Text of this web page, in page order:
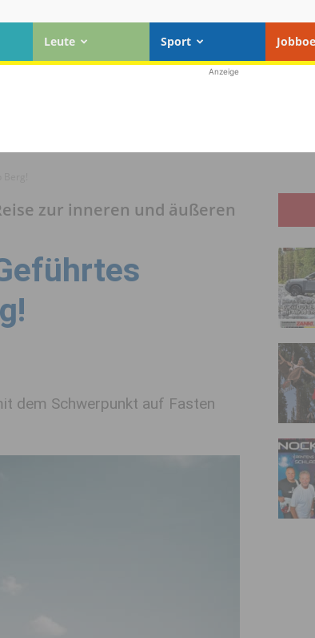
Leute Sport
Anzeige
zur inneren und äußeren
dem Schwerpunkt auf Fasten